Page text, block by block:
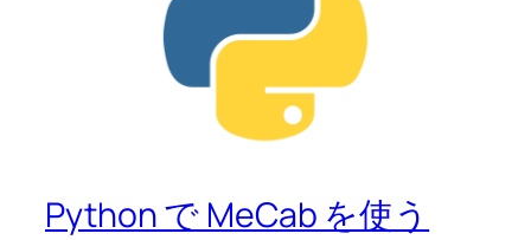
Python で MeCab を使う